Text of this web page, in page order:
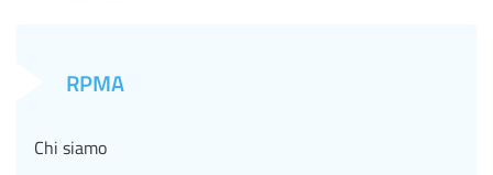
RPMA
Chi siamo